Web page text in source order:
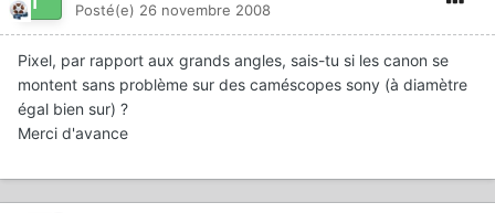
Posté(e) 26 novembre 2008
Pixel, par rapport aux grands angles, sais-tu si les canon se
montent sans problème sur des caméscopes sony (à diamètre
égal bien sur) ?
Merci d'avance